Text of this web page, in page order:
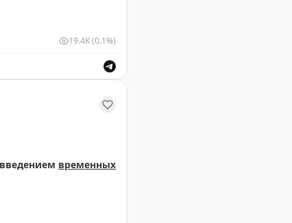
19.4K(0.1%)
временных